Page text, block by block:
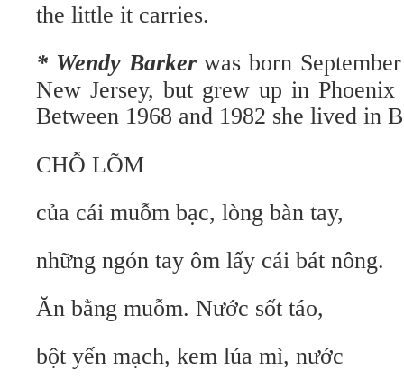
the little it carries.
* Wendy Barkerwas born
New Jersey, but grew up in
Between 1968 and 1982 she lived in
CHỖ LÕM
của cái muỗm bạc, lòng bàn tay,
những ngón tay ôm lấy cái bát nông.
Ăn bằng muỗm. Nước sốt táo,
bột yến mạch, kem lúa mì, nước